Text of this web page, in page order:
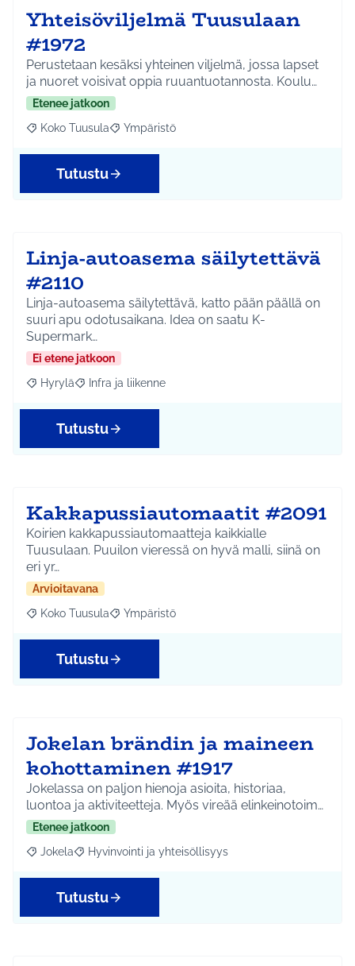
Yhteisöviljelmä Tuusulaan
#1972
Perustetaan kesäksi yhteinen viljelmä, jossa lapset
ja nuoret voisivat oppia ruuantuotannosta. Koulu…
Etenee jatkoon
Rajaa tulokset aihepiirin mukaan: Koko Tuusula
Koko Tuusula Rajaa tulokset teeman mukaan: Ympäristö
Ympäristö
Tutustu
Linja-autoasema säilytettävä
#2110
Linja-autoasema säilytettävä, katto pään päällä on
suuri apu odotusaikana. Idea on saatu K-
Supermark…
Ei etene jatkoon
Rajaa tulokset aihepiirin mukaan: Hyrylä
Hyrylä Rajaa tulokset teeman mukaan: Infra ja liikenne
Infra ja liikenne
Tutustu
Kakkapussiautomaatit #2091
Koirien kakkapussiautomaatteja kaikkialle
Tuusulaan. Puuilon vieressä on hyvä malli, siinä on
eri yr…
Arvioitavana
Rajaa tulokset aihepiirin mukaan: Koko Tuusula
Koko Tuusula Rajaa tulokset teeman mukaan: Ympäristö
Ympäristö
Tutustu
Jokelan brändin ja maineen
kohottaminen #1917
Jokelassa on paljon hienoja asioita, historiaa,
luontoa ja aktiviteetteja. Myös vireää elinkeinotoim…
Etenee jatkoon
Rajaa tulokset aihepiirin mukaan: Jokela
Jokela Rajaa tulokset teeman mukaan: Hyvinvointi ja
Hyvinvointi ja yhteisöllisyys
Tutustu